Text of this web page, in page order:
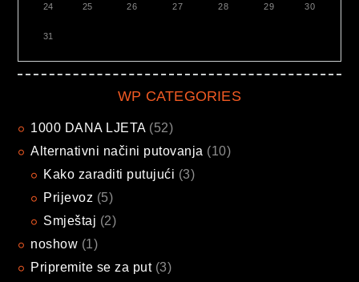
24 25 26 27 28 29 30
31
WP CATEGORIES
1000 DANA LJETA(52)
Alternativni načini putovanja (10)
Kako zaraditi putujući (3)
Prijevoz (5)
Smještaj (2)
noshow (1)
Pripremite se za put(3)